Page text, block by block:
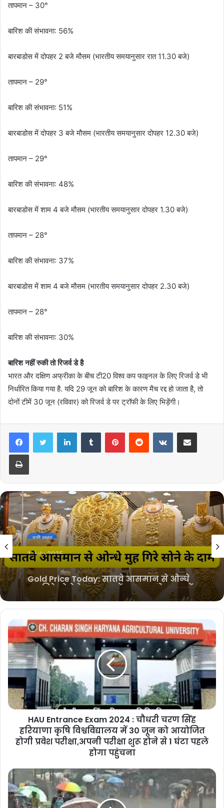
तापमान – 30°
बारिश की संभावना: 56%
बारबाडोस में दोपहर 2 बजे मौसम (भारतीय समयानुसार रात 11.30 बजे)
तापमान – 29°
बारिश की संभावना: 51%
बारबाडोस में दोपहर 3 बजे मौसम (भारतीय समयानुसार दोपहर 12.30 बजे)
तापमान – 29°
बारिश की संभावना: 48%
बारबाडोस में शाम 4 बजे मौसम (भारतीय समयानुसार दोपहर 1.30 बजे)
तापमान – 28°
बारिश की संभावना: 37%
बारबाडोस में शाम 4 बजे मौसम (भारतीय समयानुसार दोपहर 2.30 बजे)
तापमान – 28°
बारिश की संभावना: 30%
बारिश नहीं रुकी तो रिजर्व डे है
भारत और दक्षिण अफ्रीका के बीच टी20 विश्व कप फाइनल के लिए रिजर्व डे भी
निर्धारित किया गया है. यदि 29 जून को बारिश के कारण मैच रद्द हो जाता है, तो
दोनों टीमें 30 जून (रविवार) को रिजर्व डे पर ट्रॉफी के लिए भिड़ेंगी।
बड़ी खबर
1 July 2025
Gold Price Today: सातवे आसमान से ओन्धे
मुह गिरे सोने के दाम, जानें आज आपके शहर में
क्या हैं ताजा दाम
HAU Entrance Exam 2024 : चौधरी चरण सिंह
हरियाणा कृषि विश्वविद्यालय में 30 जून को आयोजित
होगी प्रवेश परीक्षा,अपनी परीक्षा शुरू होने से 1 घंटा पहले
होगा पहुंचना